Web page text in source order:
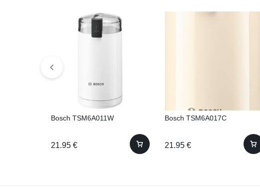
Bosch TSM6A011W
21.95 €
Bosch TSM6A017C
21.95 €